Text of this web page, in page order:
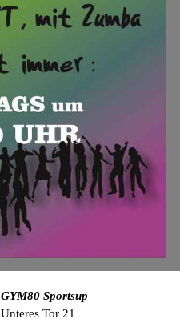
GYM80 Sportsup
Unteres Tor 21